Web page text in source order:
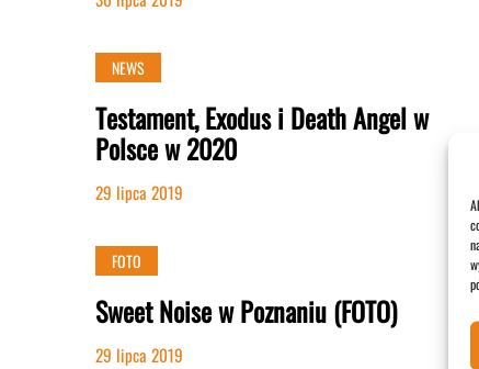
NEWS
Testament, Exodus i Death Angel w
Polsce w 2020
29 lipca 2019
FOTO
Sweet Noise w Poznaniu (FOTO)
29 lipca 2019